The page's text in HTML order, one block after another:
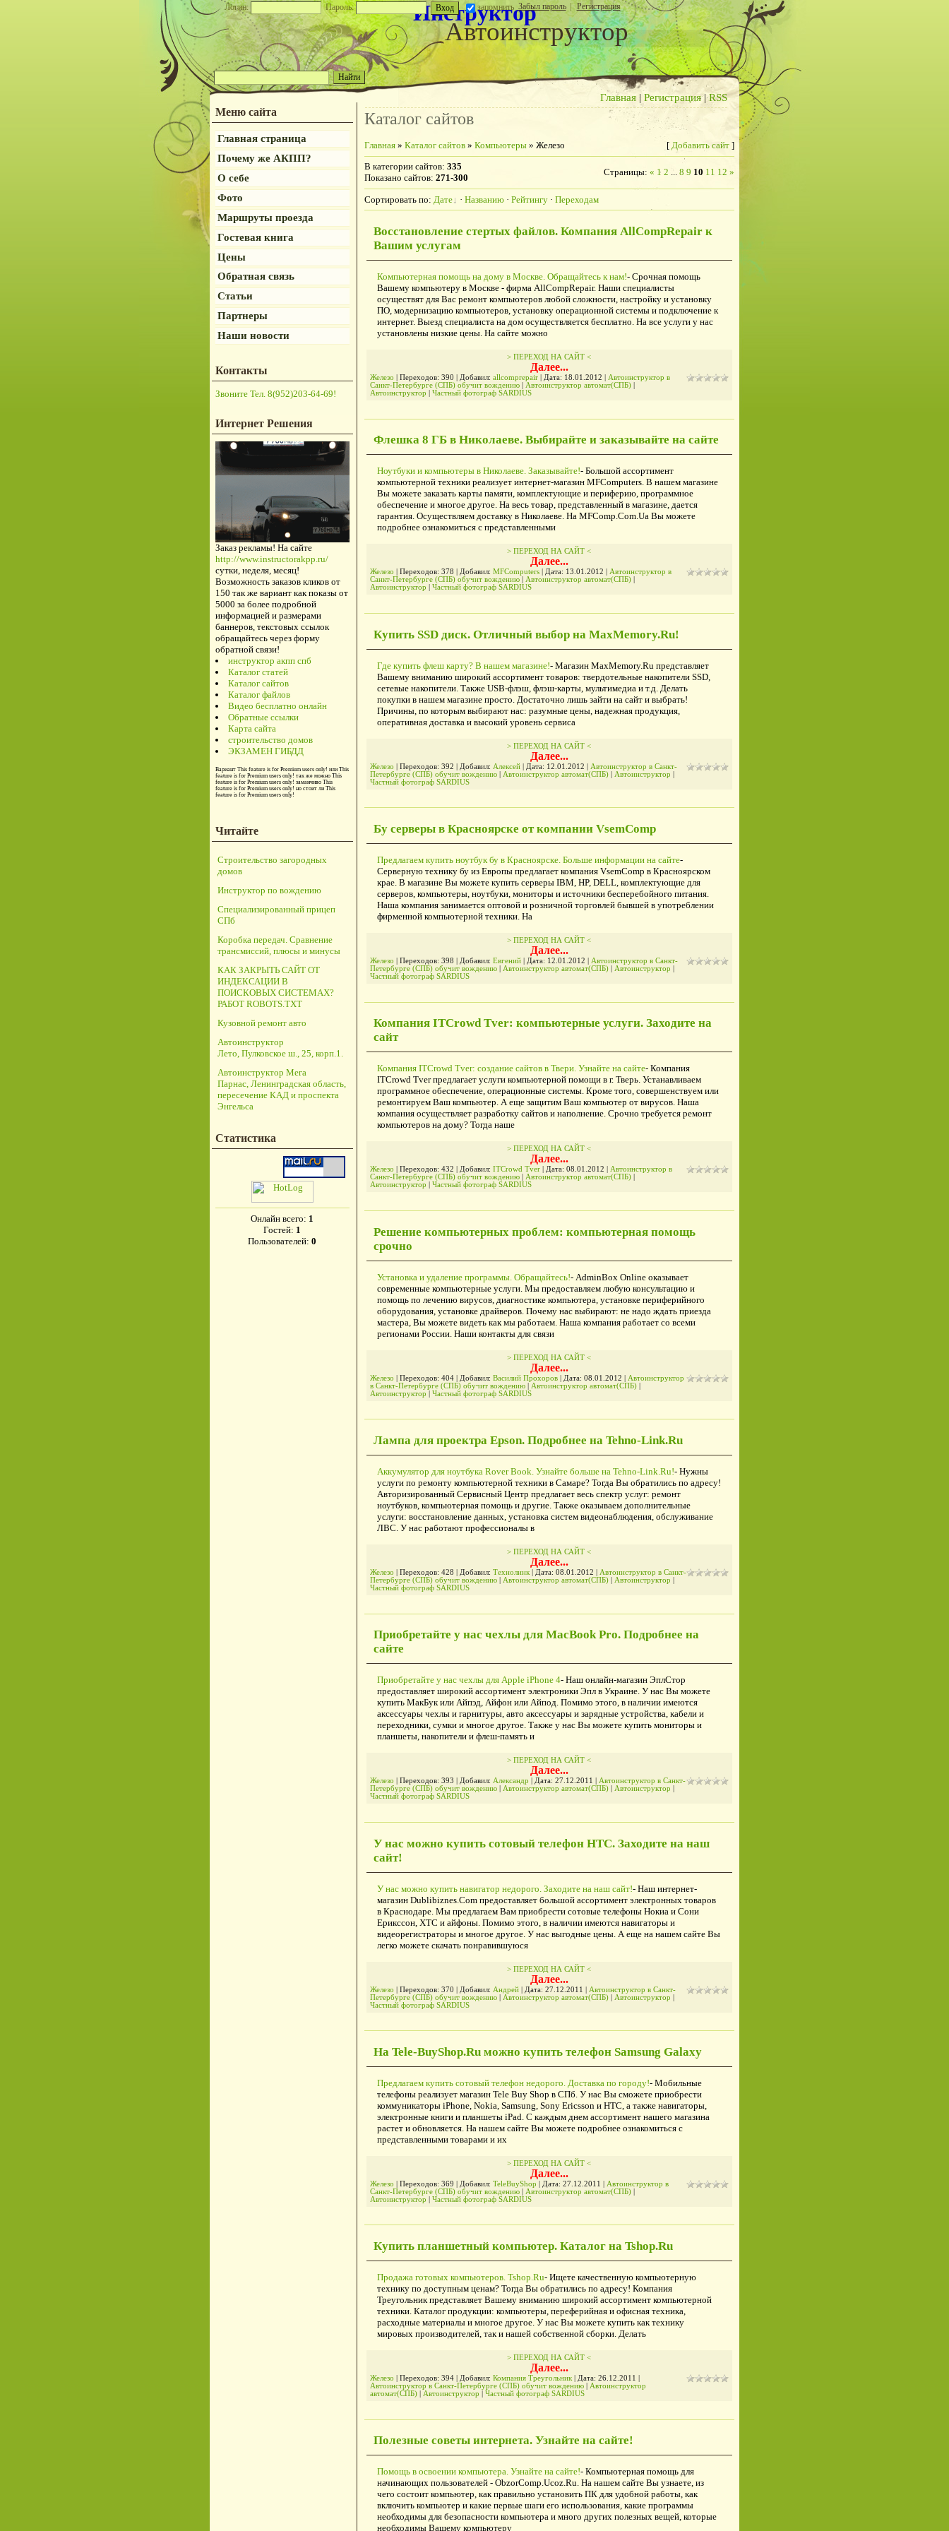
Логин: Пароль: запомнить Забыл пароль | Регистрация
Автоинструктор
Инструктор
Главная| Регистрация|RSS
Меню сайта
Главная страница
Почему же АКПП?
О себе
Фото
Маршруты проезда
Гостевая книга
Цены
Обратная связь
Статьи
Партнеры
Наши новости
Контакты
Звоните Тел. 8(952)203-64-69!
Интернет Решения
Заказ рекламы! На сайте
http://www.instructorakpp.ru/
сутки, неделя, месяц!
Возможность заказов кликов от
150 так же вариант как показы от
5000 за более подробной
информацией и размерами
баннеров, текстовых ссылок
обращайтесь через форму
обратной связи!
инструктор акпп спб
Каталог статей
Каталог сайтов
Каталог файлов
Видео бесплатно онлайн
Обратные ссылки
Карта сайта
строительство домов
ЭКЗАМЕН ГИБДД
Вариант This feature is for Premium users only! или This
feature is for Premium users only! так же можно This
feature is for Premium users only! заманчиво This
feature is for Premium users only! но стоит ли This
feature is for Premium users only!
Читайте
Строительство загородных
домов
Инструктор по вождению
Специализированный прицеп
СПб
Коробка передач. Сравнение
трансмиссий, плюсы и минусы
КАК ЗАКРЫТЬ САЙТ ОТ
ИНДЕКСАЦИИ В
ПОИСКОВЫХ СИСТЕМАХ?
РАБОТ ROBOTS.TXT
Кузовной ремонт авто
Автоинструктор
Лето, Пулковское ш., 25, корп.1.
Автоинструктор Мега
Парнас, Ленинградская область,
пересечение КАД и проспекта
Энгельса
Статистика
Онлайн всего: 1
Гостей: 1
Пользователей: 0
Каталог сайтов
Главная» Каталог сайтов» Компьютеры» Железо [ Добавить сайт]
В категории сайтов: 335
Показано сайтов: 271-300
Страницы: « 1 2 ... 8 9 10 11 12 »
Сортировать по: Дате · Названию· Рейтингу· Переходам
Восстановление стертых файлов. Компания AllCompRepair к
Вашим услугам
Компьютерная помощь на дому в Москве. Обращайтесь к нам!- Срочная помощь
Вашему компьютеру в Москве - фирма AllCompRepair. Наши специалисты
осуществят для Вас ремонт компьютеров любой сложности, настройку и установку
ПО, модернизацию компьютеров, установку операционной системы и подключение к
интернет. Выезд специалиста на дом осуществляется бесплатно. На все услуги у нас
установлены низкие цены. На сайте можно
> ПЕРЕХОД НА САЙТ <
Далее...
Железо | Переходов: 390 | Добавил: allcomprepair| Дата: 18.01.2012
Автоинструктор в
Санкт-Петербурге (СПБ) обучит вождению| Автоинструктор автомат(СПБ)
Автоинструктор
Частный фотограф SARDIUS
Флешка 8 ГБ в Николаеве. Выбирайте и заказывайте на сайте
Ноутбуки и компьютеры в Николаеве. Заказывайте!- Большой ассортимент
компьютерной техники реализует интернет-магазин MFComputers. В нашем магазине
Вы можете заказать карты памяти, комплектующие и периферию, программное
обеспечение и многое другое. На весь товар, представленный в магазине, дается
гарантия. Осуществляем доставку в Николаеве. На MFComp.Com.Ua Вы можете
подробнее ознакомиться с представленными
> ПЕРЕХОД НА САЙТ <
Далее...
Железо | Переходов: 378 | Добавил: MFComputers| Дата: 13.01.2012
Автоинструктор в
Санкт-Петербурге (СПБ) обучит вождению| Автоинструктор автомат(СПБ)
Автоинструктор
Частный фотограф SARDIUS
Купить SSD диск. Отличный выбор на MaxMemory.Ru!
Где купить флеш карту? В нашем магазине!- Магазин MaxMemory.Ru представляет
Вашему вниманию широкий ассортимент товаров: твердотельные накопители SSD,
сетевые накопители. Также USB-флэш, флэш-карты, мультимедиа и т.д. Делать
покупки в нашем магазине просто. Достаточно лишь зайти на сайт и выбрать!
Причины, по которым выбирают нас: разумные цены, надежная продукция,
оперативная доставка и высокий уровень сервиса
> ПЕРЕХОД НА САЙТ <
Далее...
Железо | Переходов: 392 | Добавил: Алексей| Дата: 12.01.2012
Автоинструктор в Санкт-
Петербурге (СПБ) обучит вождению| Автоинструктор автомат(СПБ) Автоинструктор
Частный фотограф SARDIUS
Бу серверы в Красноярске от компании VsemComp
Предлагаем купить ноутбук бу в Красноярске. Больше информации на сайте-
Серверную технику бу из Европы предлагает компания VsemComp в Красноярском
крае. В магазине Вы можете купить серверы IBM, HP, DELL, комплектующие для
серверов, компьютеры, ноутбуки, мониторы и источники бесперебойного питания.
Наша компания занимается оптовой и розничной торговлей бывшей в употреблении
фирменной компьютерной техники. На
> ПЕРЕХОД НА САЙТ <
Далее...
Железо | Переходов: 398 | Добавил: Евгений| Дата: 12.01.2012
Автоинструктор в Санкт-
Петербурге (СПБ) обучит вождению| Автоинструктор автомат(СПБ) Автоинструктор
Частный фотограф SARDIUS
Компания ITCrowd Tver: компьютерные услуги. Заходите на
сайт
Компания ITCrowd Tver: создание сайтов в Твери. Узнайте на сайте- Компания
ITCrowd Tver предлагает услуги компьютерной помощи в г. Тверь. Устанавливаем
программное обеспечение, операционные системы. Кроме того, совершенствуем или
ремонтируем Ваш компьютер. А еще защитим Ваш компьютер от вирусов. Наша
компания осуществляет разработку сайтов и наполнение. Срочно требуется ремонт
компьютеров на дому? Тогда наше
> ПЕРЕХОД НА САЙТ <
Далее...
Железо | Переходов: 432 | Добавил: ITCrowd Tver| Дата: 08.01.2012
Автоинструктор в
Санкт-Петербурге (СПБ) обучит вождению| Автоинструктор автомат(СПБ)
Автоинструктор
Частный фотограф SARDIUS
Решение компьютерных проблем: компьютерная помощь
срочно
Установка и удаление программы. Обращайтесь!- AdminBox Online оказывает
современные компьютерные услуги. Мы предоставляем любую консультацию и
помощь по лечению вирусов, диагностике компьютера, установке периферийного
оборудования, установке драйверов. Почему нас выбирают: не надо ждать приезда
мастера, Вы можете видеть как мы работаем. Наша компания работает со всеми
регионами России. Наши контакты для связи
> ПЕРЕХОД НА САЙТ <
Далее...
Железо | Переходов: 404 | Добавил: Василий Прохоров| Дата: 08.01.2012
Автоинструктор
в Санкт-Петербурге (СПБ) обучит вождению| Автоинструктор автомат(СПБ)
Автоинструктор
Частный фотограф SARDIUS
Лампа для проектра Epson. Подробнее на Tehno-Link.Ru
Аккумулятор для ноутбука Rover Book. Узнайте больше на Tehno-Link.Ru!- Нужны
услуги по ремонту компьютерной техники в Самаре? Тогда Вы обратились по адресу!
Авторизированный Сервисный Центр предлагает весь спектр услуг: ремонт
ноутбуков, компьютерная помощь и другие. Также оказываем дополнительные
услуги: восстановление данных, установка систем видеонаблюдения, обслуживание
ЛВС. У нас работают профессионалы в
> ПЕРЕХОД НА САЙТ <
Далее...
Железо | Переходов: 428 | Добавил: Технолинк| Дата: 08.01.2012
Автоинструктор в Санкт-
Петербурге (СПБ) обучит вождению| Автоинструктор автомат(СПБ) Автоинструктор
Частный фотограф SARDIUS
Приобретайте у нас чехлы для MacBook Pro. Подробнее на
сайте
Приобретайте у нас чехлы для Apple iPhone 4- Наш онлайн-магазин ЭплСтор
предоставляет широкий ассортимент электроники Эпл в Украине. У нас Вы можете
купить МакБук или Айпэд, Айфон или Айпод. Помимо этого, в наличии имеются
аксессуары чехлы и гарнитуры, авто аксессуары и зарядные устройства, кабели и
переходники, сумки и многое другое. Также у нас Вы можете купить мониторы и
планшеты, накопители и флеш-память и
> ПЕРЕХОД НА САЙТ <
Далее...
Железо | Переходов: 393 | Добавил: Александр | Дата: 27.12.2011
Автоинструктор в Санкт-
Петербурге (СПБ) обучит вождению| Автоинструктор автомат(СПБ) Автоинструктор
Частный фотограф SARDIUS
У нас можно купить сотовый телефон HTC. Заходите на наш
сайт!
У нас можно купить навигатор недорого. Заходите на наш сайт!- Наш интернет-
магазин Dublibiznes.Com предоставляет большой ассортимент электронных товаров
в Краснодаре. Мы предлагаем Вам приобрести сотовые телефоны Нокиа и Сони
Ерикссон, ХТС и айфоны. Помимо этого, в наличии имеются навигаторы и
видеорегистраторы и многое другое. У нас выгодные цены. А еще на нашем сайте Вы
легко можете скачать понравившуюся
> ПЕРЕХОД НА САЙТ <
Далее...
Железо | Переходов: 370 | Добавил: Андрей| Дата: 27.12.2011
Автоинструктор в Санкт-
Петербурге (СПБ) обучит вождению| Автоинструктор автомат(СПБ) Автоинструктор
Частный фотограф SARDIUS
На Tele-BuyShop.Ru можно купить телефон Samsung Galaxy
Предлагаем купить сотовый телефон недорого. Доставка по городу!- Мобильные
телефоны реализует магазин Tele Buy Shop в СПб. У нас Вы сможете приобрести
коммуникаторы iPhone, Nokia, Samsung, Sony Ericsson и HTC, а также навигаторы,
электронные книги и планшеты iPad. С каждым днем ассортимент нашего магазина
растет и обновляется. На нашем сайте Вы можете подробнее ознакомиться с
представленными товарами и их
> ПЕРЕХОД НА САЙТ <
Далее...
Железо | Переходов: 369 | Добавил: TeleBuyShop | Дата: 27.12.2011
Автоинструктор в
Санкт-Петербурге (СПБ) обучит вождению| Автоинструктор автомат(СПБ)
Автоинструктор
Частный фотограф SARDIUS
Купить планшетный компьютер. Каталог на Tshop.Ru
Продажа готовых компьютеров. Tshop.Ru- Ищете качественную компьютерную
технику по доступным ценам? Тогда Вы обратились по адресу! Компания
Треугольник представляет Вашему вниманию широкий ассортимент компьютерной
техники. Каталог продукции: компьютеры, переферийная и офисная техника,
расходные материалы и многое другое. У нас Вы можете купить как технику
мировых производителей, так и нашей собственной сборки. Делать
> ПЕРЕХОД НА САЙТ <
Далее...
Железо | Переходов: 394 | Добавил: Компания Треугольник| Дата: 26.12.2011
Автоинструктор в Санкт-Петербурге (СПБ) обучит вождению|
Автоинструктор
автомат(СПБ)
Автоинструктор Частный фотограф SARDIUS
Полезные советы интернета. Узнайте на сайте!
Помощь в освоении компьютера. Узнайте на сайте!- Компьютерная помощь для
начинающих пользователей - ObzorComp.Ucoz.Ru. На нашем сайте Вы узнаете, из
чего состоит компьютер, как правильно установить ПК для удобной работы, как
включить компьютер и какие первые шаги его использования, какие программы
необходимы для безопасности компьютера и много других полезных вещей, которые
необходимы Вашему компьютеру